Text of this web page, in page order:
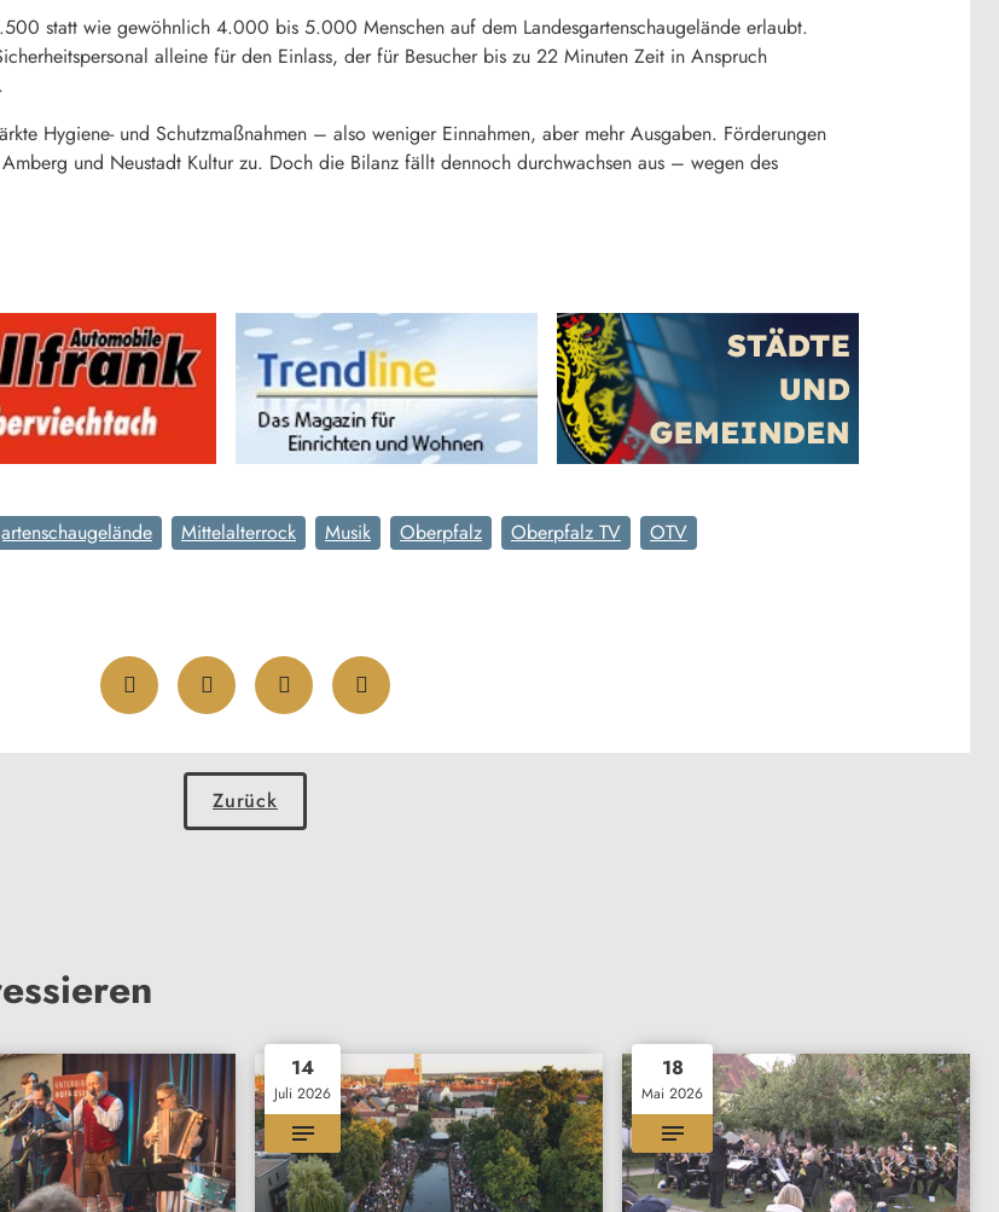
statt wie gewöhnlich 4.000 bis 5.000 Menschen auf dem Landesgartenschaugelände erlaubt.
alleine für den Einlass, der für Besucher bis zu 22 Minuten Zeit in Anspruch
Hygiene- und Schutzmaßnahmen – also weniger Einnahmen, aber mehr Ausgaben. Förderungen
und Neustadt Kultur zu. Doch die Bilanz fällt dennoch durchwachsen aus – wegen des
Mittelalterrock Musik Oberpfalz Oberpfalz TV
OTV
Zurück
14
Juli 2026
18
Mai 2026